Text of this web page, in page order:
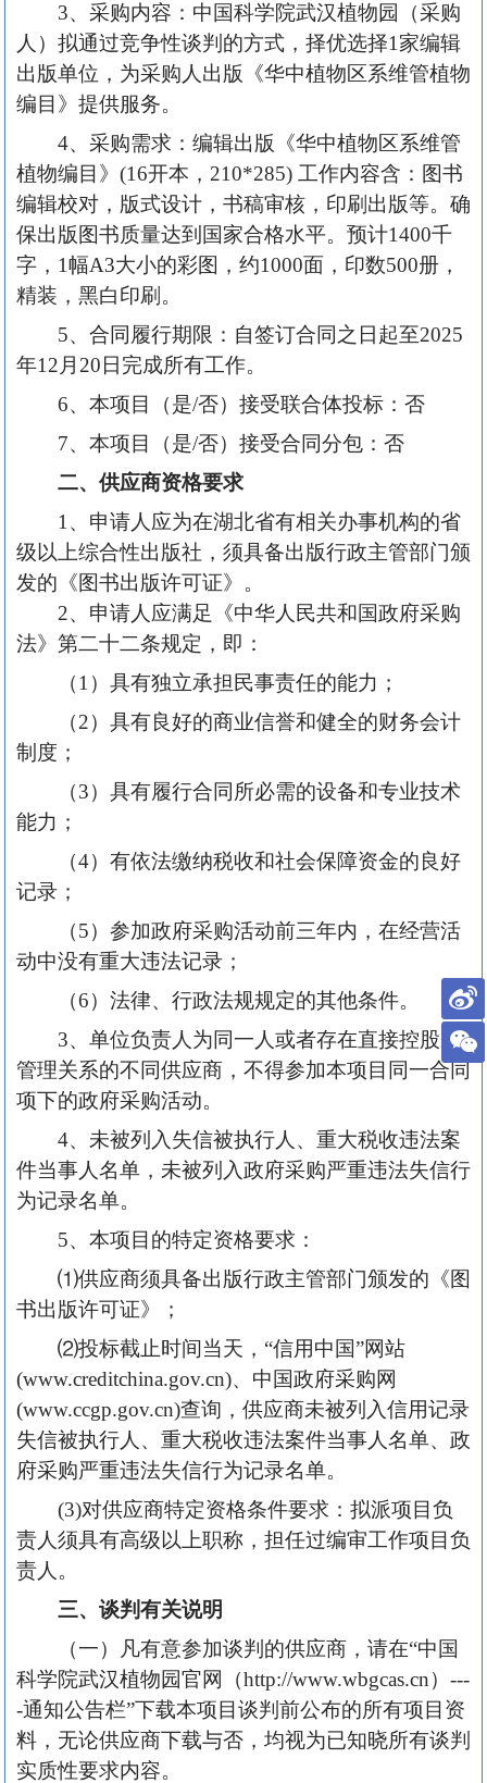
3、采购内容：中国科学院武汉植物园（采购
人）拟通过竞争性谈判的方式，择优选择1家编辑
出版单位，为采购人出版《华中植物区系维管植物
编目》提供服务。
4、采购需求：编辑出版《华中植物区系维管
植物编目》(16开本，210*285) 工作内容含：图书
编辑校对，版式设计，书稿审核，印刷出版等。确
保出版图书质量达到国家合格水平。预计1400千
字，1幅A3大小的彩图，约1000面，印数500册，
精装，黑白印刷。
5、合同履行期限：自签订合同之日起至2025
年12月20日完成所有工作。
6、本项目（是/否）接受联合体投标：否
7、本项目（是/否）接受合同分包：否
二、供应商资格要求
1、申请人应为在湖北省有相关办事机构的省
级以上综合性出版社，须具备出版行政主管部门颁
发的《图书出版许可证》。
2、申请人应满足《中华人民共和国政府采购
法》第二十二条规定，即：
（1）具有独立承担民事责任的能力；
（2）具有良好的商业信誉和健全的财务会计
制度；
（3）具有履行合同所必需的设备和专业技术
能力；
（4）有依法缴纳税收和社会保障资金的良好
记录；
（5）参加政府采购活动前三年内，在经营活
动中没有重大违法记录；
（6）法律、行政法规规定的其他条件。
3、单位负责人为同一人或者存在直接控股、
管理关系的不同供应商，不得参加本项目同一合同
项下的政府采购活动。
4、未被列入失信被执行人、重大税收违法案
件当事人名单，未被列入政府采购严重违法失信行
为记录名单。
5、本项目的特定资格要求：
⑴供应商须具备出版行政主管部门颁发的《图
书出版许可证》；
⑵投标截止时间当天，“信用中国”网站
(www.creditchina.gov.cn)、中国政府采购网
(www.ccgp.gov.cn)查询，供应商未被列入信用记录
失信被执行人、重大税收违法案件当事人名单、政
府采购严重违法失信行为记录名单。
(3)对供应商特定资格条件要求：拟派项目负
责人须具有高级以上职称，担任过编审工作项目负
责人。
三、谈判有关说明
（一）凡有意参加谈判的供应商，请在“中国
科学院武汉植物园官网（http://www.wbgcas.cn）---
-通知公告栏”下载本项目谈判前公布的所有项目资
料，无论供应商下载与否，均视为已知晓所有谈判
实质性要求内容。